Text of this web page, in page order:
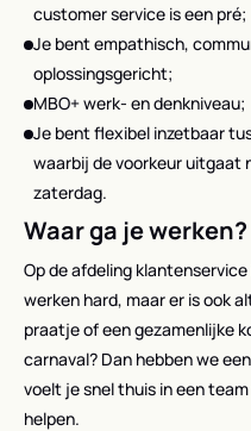
customer service is een pré;
Je bent empathisch,
oplossingsgericht;
MBO+ werk- en denkniveau;
Je bent flexibel inzetbaar
waarbij de voorkeur uitgaat
zaterdag.
Waar ga je werken?
Op de afdeling
werken hard, maar er is ook
praatje of een gezamenlijke
carnaval? Dan hebben we
voelt je snel thuis in een
helpen.